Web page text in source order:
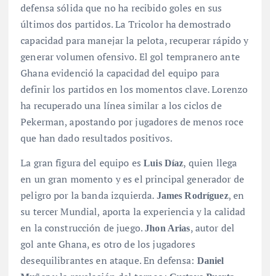
defensa sólida que no ha recibido goles en sus
últimos dos partidos. La Tricolor ha demostrado
capacidad para manejar la pelota, recuperar rápido y
generar volumen ofensivo. El gol tempranero ante
Ghana evidenció la capacidad del equipo para
definir los partidos en los momentos clave. Lorenzo
ha recuperado una línea similar a los ciclos de
Pekerman, apostando por jugadores de menos roce
que han dado resultados positivos.
La gran figura del equipo esLuis Díaz, quien llega
en un gran momento y es el principal generador de
peligro por la banda izquierda. James Rodríguez, en
su tercer Mundial, aporta la experiencia y la calidad
en la construcción de juego.Jhon Arias, autor del
gol ante Ghana, es otro de los jugadores
desequilibrantes en ataque. En defensa: Daniel